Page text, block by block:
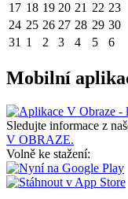
17 18 19 20 21 22 23
24 25 26 27 28 29 30
31 1 2 3 4 5 6
Mobilní
Sledujte informace z
V OBRAZE.
Volně ke stažení: